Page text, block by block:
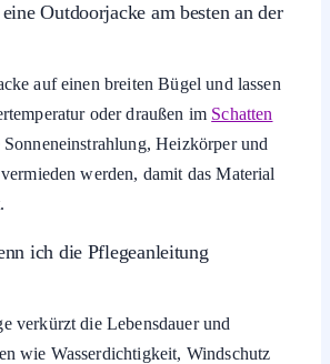
Outdoorjacke am besten an der
auf einen breiten Bügel und lassen
oder draußen im Schatten
Heizkörper und
werden, damit das Material
ich die Pflegeanleitung
verkürzt die Lebensdauer und
wie Wasserdichtigkeit, Windschutz